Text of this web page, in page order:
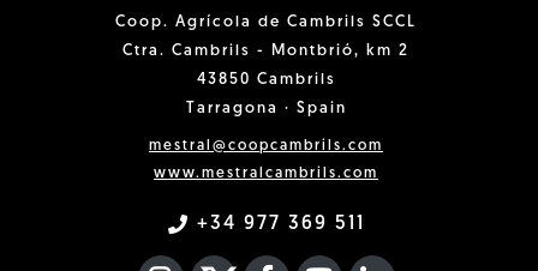
Coop. Agrícola de Cambrils SCCL
Ctra. Cambrils - Montbrió, km 2
43850 Cambrils
Tarragona · Spain
mestral@coopcambrils.com
www.mestralcambrils.com
+34 977 369 511